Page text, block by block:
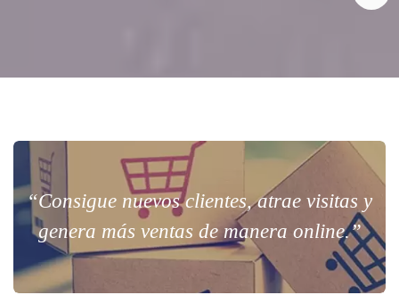
“Consigue nuevos clientes, atrae visitas y
genera más ventas de manera online.”